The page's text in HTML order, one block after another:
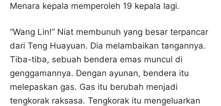
Menara kepala memperoleh 19 kepala lagi.
“Wang Lin!” Niat membunuh yang besar terpancar
dari Teng Huayuan. Dia melambaikan tangannya.
Tiba-tiba, sebuah bendera emas muncul di
genggamannya. Dengan ayunan, bendera itu
melepaskan gas. Gas itu berubah menjadi
tengkorak raksasa. Tengkorak itu mengeluarkan